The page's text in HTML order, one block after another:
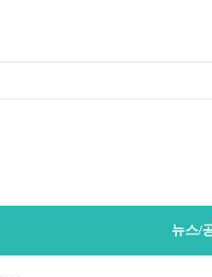
뉴스/